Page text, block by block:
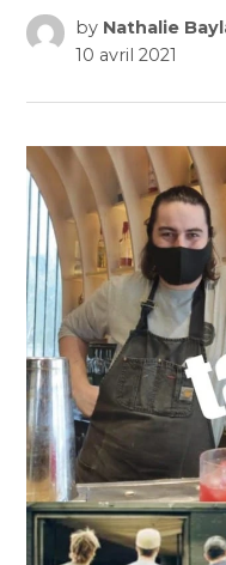
by Nathalie
10 avril 2021